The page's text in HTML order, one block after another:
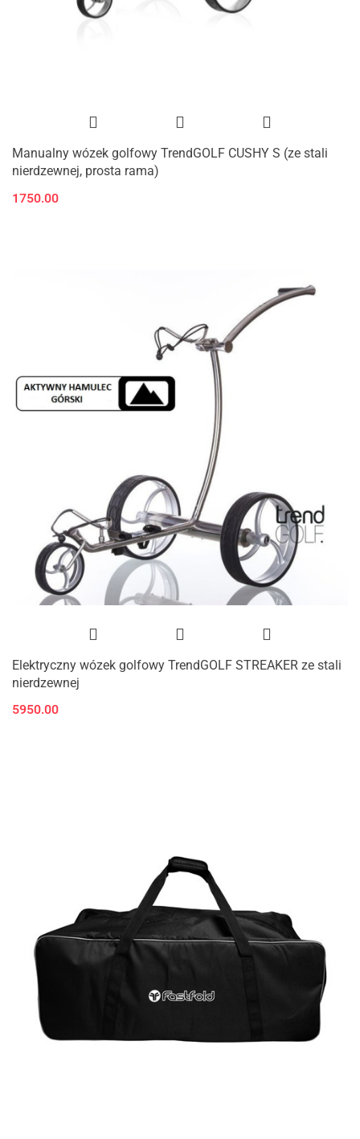
Manualny wózek golfowy TrendGOLF CUSHY S (ze stali
nierdzewnej, prosta rama)
1750.00
Elektryczny wózek golfowy TrendGOLF STREAKER ze stali
nierdzewnej
5950.00